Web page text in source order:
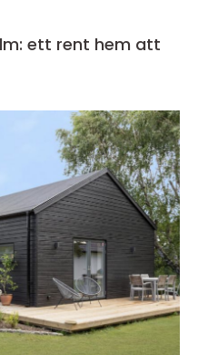
ett rent hem att